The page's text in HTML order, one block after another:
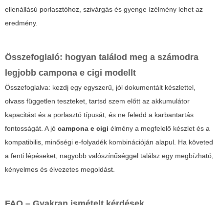
ellenállású porlasztóhoz, szivárgás és gyenge ízélmény lehet az
eredmény.
Összefoglaló: hogyan találod meg a számodra
legjobb campona e cigi modellt
Összefoglalva: kezdj egy egyszerű, jól dokumentált készlettel,
olvass független teszteket, tartsd szem előtt az akkumulátor
kapacitást és a porlasztó típusát, és ne feledd a karbantartás
fontosságát. A jó campona e cigi élmény a megfelelő készlet és a
kompatibilis, minőségi e-folyadék kombinációján alapul. Ha követed
a fenti lépéseket, nagyobb valószínűséggel találsz egy megbízható,
kényelmes és élvezetes megoldást.